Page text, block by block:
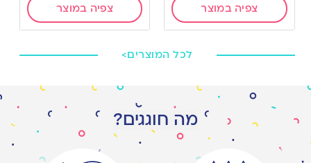
צפיה במוצר צפיה במוצר
לכל המוצרים>
מה חוגגים?